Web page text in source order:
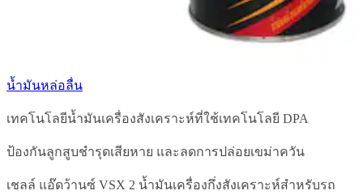
น้ำมันหล่อลื่น
เทคโนโลยีน้ำมันเครื่องสังเคราะห์ที่ใช้เทคโนโลยี DPA
ป้องกันลูกสูบชำรุดเสียหาย และลดการปล่อยเขม่าควัน
เชลล์ แอ๊ดว้านซ์ VSX 2 น้ำมันเครื่องกึ่งสังเคราะห์สำหรับรถ